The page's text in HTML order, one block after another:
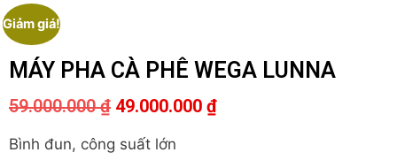
Giảm giá!
MÁY PHA CÀ PHÊ WEGA LUNNA
59.000.000₫ 49.000.000 ₫
Bình đun, công suất lớn